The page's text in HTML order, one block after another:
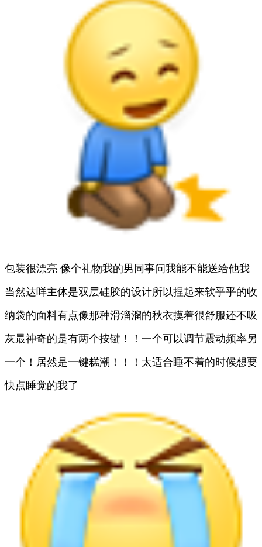
包装很漂亮 像个礼物我的男同事问我能不能送给他我
当然达咩主体是双层硅胶的设计所以捏起来软乎乎的收
纳袋的面料有点像那种滑溜溜的秋衣摸着很舒服还不吸
灰最神奇的是有两个按键！！一个可以调节震动频率另
一个！居然是一键糕潮！！！太适合睡不着的时候想要
快点睡觉的我了